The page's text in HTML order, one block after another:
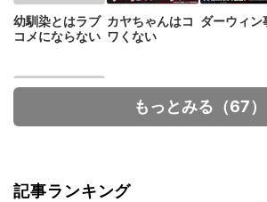
幼馴染とはラブ
コメにならない
カヤちゃんはコ
ワくない
ダーウィン
もっとみる（67）
記事ランキング